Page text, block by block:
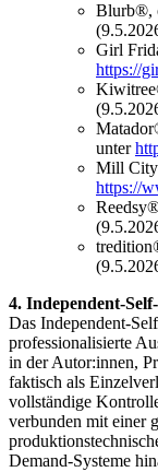
Blurb®,
Girl
https://
unter
Mill City
https://
4. Independent-
Das Independent-
professionalisierte
in der Autor:innen,
faktisch als
vollständige
verbunden mit einer
Demand-Systeme